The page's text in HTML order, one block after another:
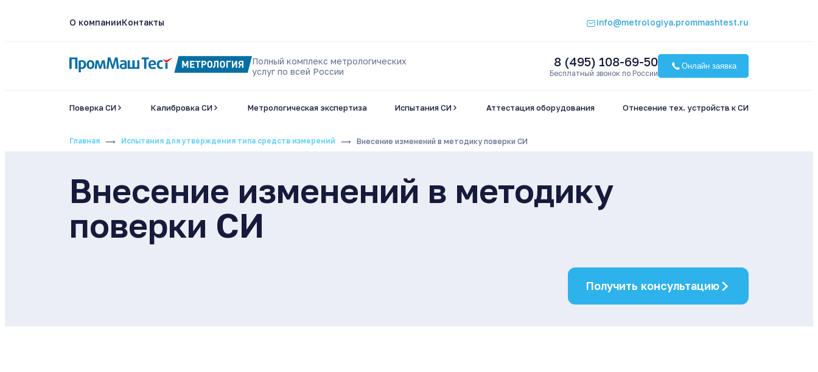
О компанииКонтакты info@metrologiya.prommashtest.ru
Полный комплекс метрологических
услуг по всей России
8 (495) 108-69-50
Бесплатный звонок по России
Онлайн заявка
Поверка СИ Калибровка СИ Метрологическая экспертиза Испытания СИ Аттестация оборудования Отнесение тех. устройств к СИ
Главная Испытания для утверждения типа средств измерений Внесение изменений в методику поверки СИ
Внесение изменений в методику
поверки СИ
Получить консультацию